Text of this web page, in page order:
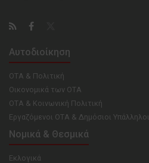
Αυτοδιοίκηση
ΟΤΑ & Πολιτική
Οικονομικά των ΟΤΑ
ΟΤΑ & Κοινωνική Πολιτική
Εργαζόμενοι ΟΤΑ & Δημόσιοι Υπάλληλοι
Νομικά & Θεσμικά
Εκλογικά